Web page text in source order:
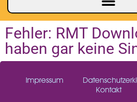
Fehler: RMT
haben gar keine
Impressum
Kontakt